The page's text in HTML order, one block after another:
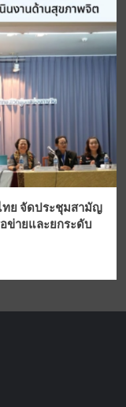
ทย จัดประชุมสามัญ
ข่ายและยกระดับ